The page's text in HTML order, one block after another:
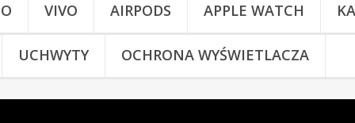
VIVO AIRPODS APPLE WATCH
UCHWYTY OCHRONA WYŚWIETLACZA